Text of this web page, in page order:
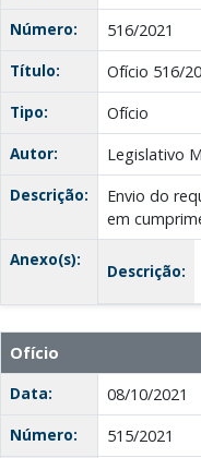
Número:
516/2021
Título:
Ofício 516/
Tipo:
Ofício
Autor:
Legislativo
Descrição:
Envio do
em
Anexo(s):
Descrição:
Ofício
Data:
08/10/2021
Número:
515/2021